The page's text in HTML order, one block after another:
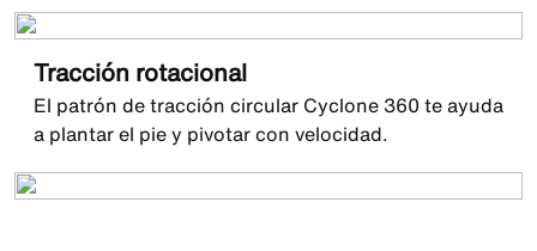
Tracción rotacional
El patrón de tracción circular Cyclone 360 te ayuda
a plantar el pie y pivotar con velocidad.